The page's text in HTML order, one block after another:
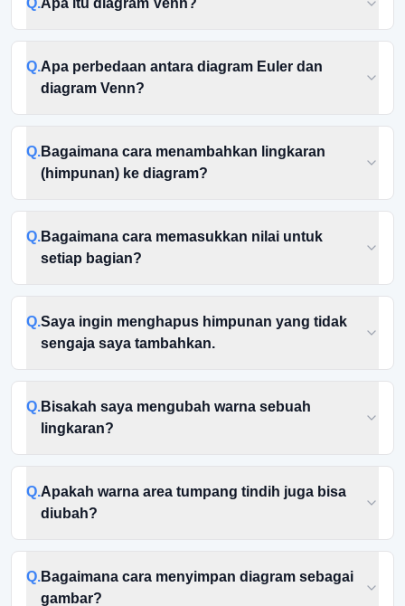
Q.Apa perbedaan antara diagram Euler dan
diagram Venn?
Q.Bagaimana cara menambahkan lingkaran
(himpunan) ke diagram?
Q.Bagaimana cara memasukkan nilai untuk
setiap bagian?
Q.Saya ingin menghapus himpunan yang tidak
sengaja saya tambahkan.
Q.Bisakah saya mengubah warna sebuah
lingkaran?
Q.Apakah warna area tumpang tindih juga bisa
diubah?
Q.Bagaimana cara menyimpan diagram sebagai
gambar?